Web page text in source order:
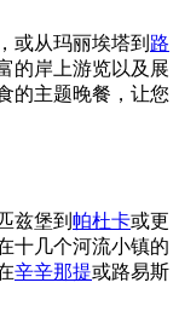
或从玛丽埃塔到 路
的岸上游览以及展
的主题晚餐，让您
兹堡到 帕杜卡或更
十几个河流小镇的
辛辛那提或路易斯